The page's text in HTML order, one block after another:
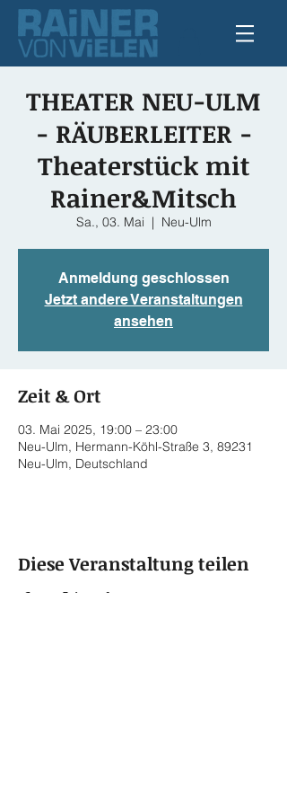
THEATER NEU-ULM
- RÄUBERLEITER -
Theaterstück mit
Rainer&Mitsch
Sa., 03. Mai
  |
Neu-Ulm
Anmeldung geschlossen
Jetzt andere Veranstaltungen
ansehen
Zeit & Ort
03. Mai 2025, 19:00 – 23:00
Neu-Ulm, Hermann-Köhl-Straße 3, 89231
Neu-Ulm, Deutschland
Diese Veranstaltung teilen